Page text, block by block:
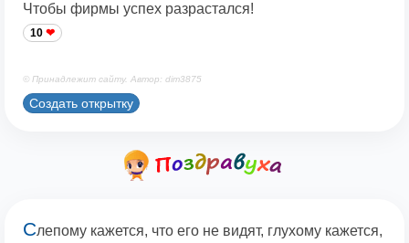
Чтобы фирмы успех разрастался!
10
© Принадлежит сайту. Автор: dim3875
Создать открытку
Слепому кажется, что его не видят, глухому кажется,